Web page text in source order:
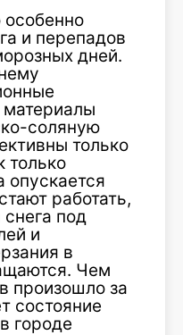
особенно
и перепадов
дней.
материалы
соляную
только
только
опускается
работать,
под
и
в
Чем
произошло за
состояние
городе